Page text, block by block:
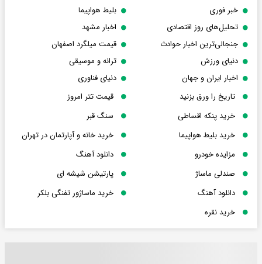
خبر فوری
بلیط هواپیما
تحلیل‌های روز اقتصادی
اخبار مشهد
جنجالی‌ترین اخبار حوادث
قیمت میلگرد اصفهان
دنیای ورزش
ترانه و موسیقی
اخبار ایران و جهان
دنیای فناوری
تاریخ را ورق بزنید
قیمت تتر امروز
خرید پنکه اقساطی
سنگ قبر
خرید بلیط هواپیما
خرید خانه و آپارتمان در تهران
مزایده خودرو
دانلود آهنگ
صندلی ماساژ
پارتیشن شیشه ای
دانلود آهنگ
خرید ماساژور تفنگی بلکر
خرید نقره